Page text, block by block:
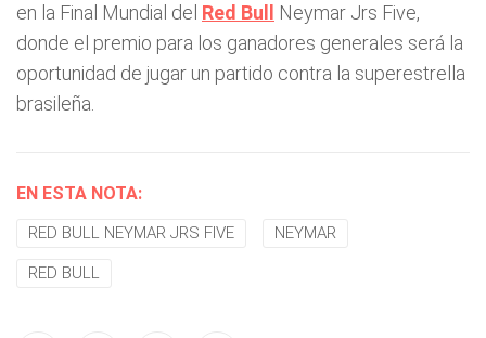
en la Final Mundial del Red Bull
Neymar Jrs Five,
donde el premio para los ganadores generales será la
oportunidad de jugar un partido contra la superestrella
brasileña.
EN ESTA NOTA:
RED BULL NEYMAR JRS FIVE NEYMAR
RED BULL